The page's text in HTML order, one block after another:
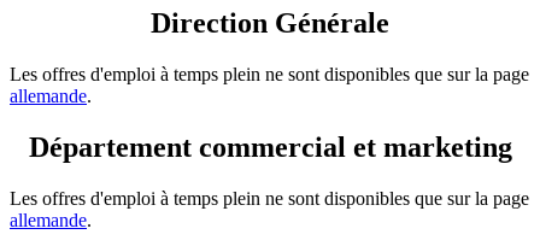
Direction Générale
Les offres d'emploi à temps plein ne sont disponibles que sur la page
allemande.
Département commercial et marketing
Les offres d'emploi à temps plein ne sont disponibles que sur la page
allemande.